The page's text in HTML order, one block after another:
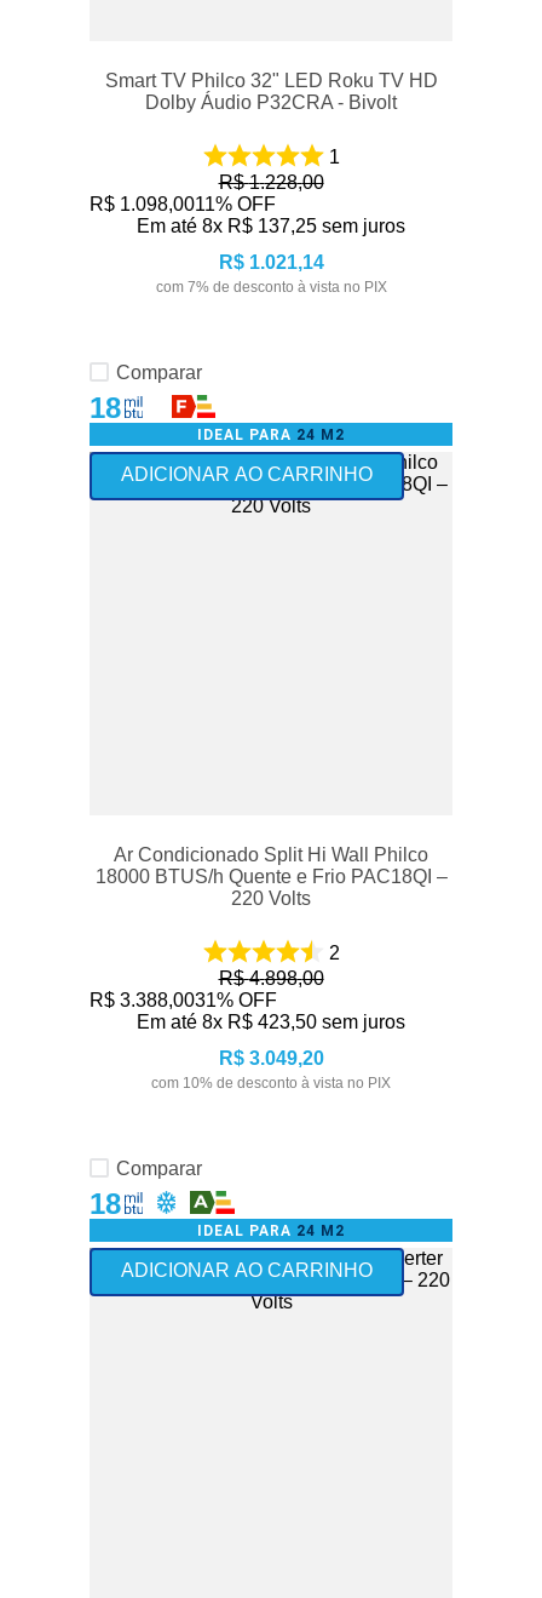
Smart TV Philco 32" LED Roku TV HD
Dolby Áudio P32CRA - Bivolt
1
R$ 1.228,00
R$ 1.098,0011% OFF
Em até 8x R$ 137,25 sem juros
R$ 1.021,14
com 7% de desconto à vista no PIX
Comparar
18
IDEAL PARA 24 M2
+Vendido
ADICIONAR AO CARRINHO
Ar Condicionado Split Hi Wall Philco
18000 BTUS/h Quente e Frio PAC18QI –
220 Volts
2
R$ 4.898,00
R$ 3.388,0031% OFF
Em até 8x R$ 423,50 sem juros
R$ 3.049,20
com 10% de desconto à vista no PIX
Comparar
18
IDEAL PARA 24 M2
ADICIONAR AO CARRINHO